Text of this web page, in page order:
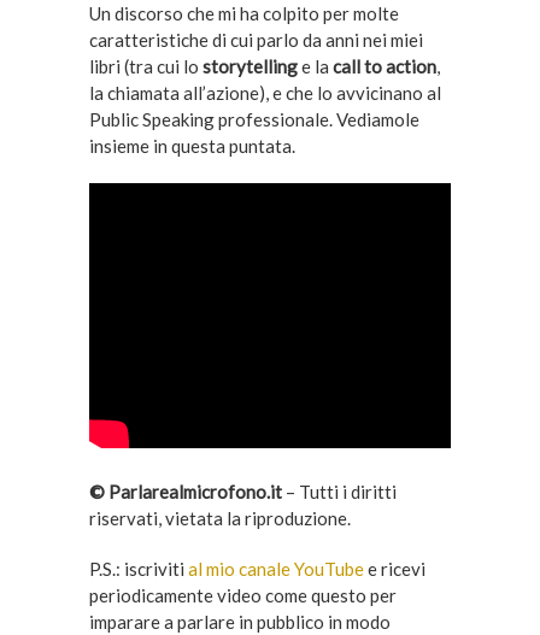
Un discorso che mi ha colpito per molte
caratteristiche di cui parlo da anni nei miei
libri (tra cui lo storytellinge la call to action,
la chiamata all’azione), e che lo avvicinano al
Public Speaking professionale. Vediamole
insieme in questa puntata.
© Parlarealmicrofono.it– Tutti i diritti
riservati, vietata la riproduzione.
P.S.: iscriviti al mio canale YouTubee ricevi
periodicamente video come questo per
imparare a parlare in pubblico in modo